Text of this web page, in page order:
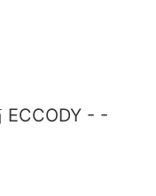
ECCODY - -